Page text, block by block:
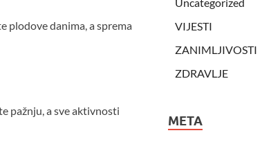
plodove danima, a sprema
pažnju, a sve aktivnosti
VIJESTI
ZANIMLJIVOSTI
ZDRAVLJE
META